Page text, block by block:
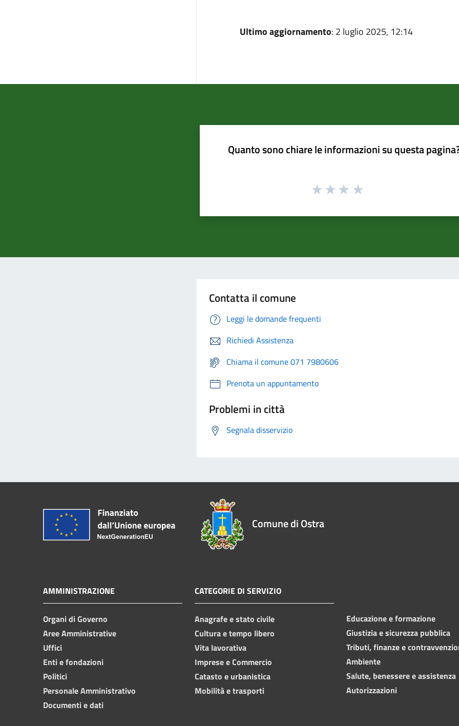
Ultimo aggiornamento: 2 luglio 2025, 12:14
Quanto sono chiare le informazioni su questa
Contatta il comune
Leggi le domande frequenti
Richiedi Assistenza
Chiama il comune 071 7980606
Prenota un appuntamento
Problemi in città
Segnala disservizio
Comune di Ostra
AMMINISTRAZIONE
Organi di Governo
Aree Amministrative
Uffici
Enti e fondazioni
Politici
Personale Amministrativo
Documenti e dati
CATEGORIE DI SERVIZIO
Anagrafe e stato civile
Cultura e tempo libero
Vita lavorativa
Imprese e Commercio
Catasto e urbanistica
Mobilità e trasporti
Educazione e formazione
Giustizia e sicurezza pubblica
Tributi, finanze e
Ambiente
Salute, benessere e assistenza
Autorizzazioni